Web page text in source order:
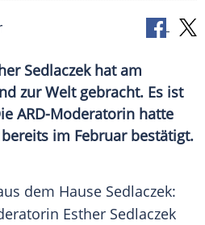
Sedlaczek hat am
zur Welt gebracht. Es ist
ARD-Moderatorin hatte
im Februar bestätigt.
dem Hause Sedlaczek:
Esther Sedlaczek